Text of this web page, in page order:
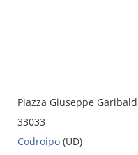
Piazza Giuseppe
33033
Codroipo(UD)